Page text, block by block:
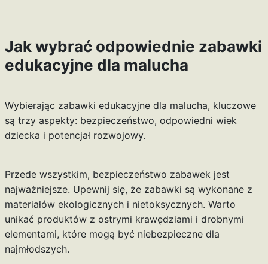
Jak wybrać odpowiednie zabawki
edukacyjne dla malucha
Wybierając zabawki edukacyjne dla malucha, kluczowe
są trzy aspekty: bezpieczeństwo, odpowiedni wiek
dziecka i potencjał rozwojowy.
Przede wszystkim, bezpieczeństwo zabawek jest
najważniejsze. Upewnij się, że zabawki są wykonane z
materiałów ekologicznych i nietoksycznych. Warto
unikać produktów z ostrymi krawędziami i drobnymi
elementami, które mogą być niebezpieczne dla
najmłodszych.